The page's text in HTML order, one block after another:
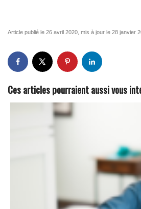
Article publié le 26 avril 2020, mis à jour le 28 janvier
Ces articles pourraient aussi vous